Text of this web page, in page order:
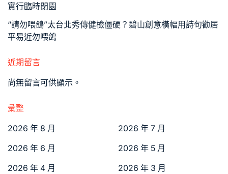
實行臨時閉園
“請勿喂鴿”太台北秀傳健檢僵硬？碧山創意橫幅用詩句勸居
平易近勿喂鴿
近期留言
尚無留言可供顯示。
彙整
2026 年 8 月
2026 年 7 月
2026 年 6 月
2026 年 5 月
2026 年 4 月
2026 年 3 月